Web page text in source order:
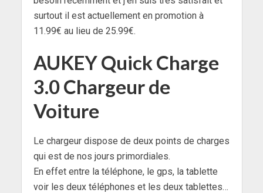
surtout il est actuellement en promotion à
11.99€ au lieu de 25.99€.
AUKEY Quick Charge
3.0 Chargeur de
Voiture
Le chargeur dispose de deux points de charges
qui est de nos jours primordiales.
En effet entre la téléphone, le gps, la tablette
voir les deux téléphones et les deux tablettes…